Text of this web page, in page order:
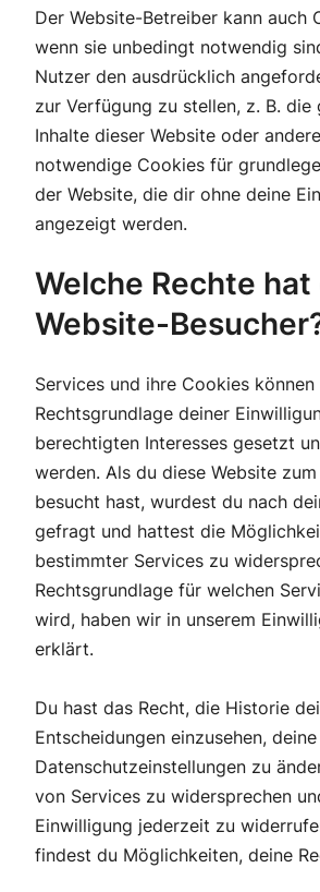
Der Website-Betreiber kann auch
wenn sie unbedingt notwendig
Nutzer den ausdrücklich
zur Verfügung zu stellen, z. B. die
Inhalte dieser Website oder
notwendige Cookies für
der Website, die dir ohne deine
angezeigt werden.
Welche Rechte
Website-
Services und ihre Cookies
Rechtsgrundlage deiner
berechtigten Interesses gesetzt
werden. Als du diese Website
besucht hast, wurdest du nach
gefragt und hattest die
bestimmter Services zu
Rechtsgrundlage für welchen
wird, haben wir in unserem
erklärt.
Du hast das Recht, die Historie
Entscheidungen einzusehen, deine
Datenschutzeinstellungen zu
von Services zu widersprechen
Einwilligung jederzeit zu
findest du Möglichkeiten, deine